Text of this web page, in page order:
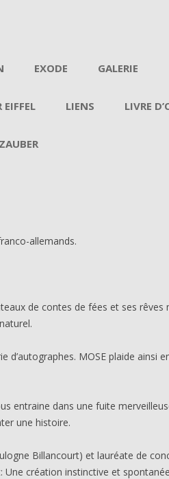
EXODE GALERIE
EIFFEL LIENS LIVRE
allemands.
de contes de fées et ses rêves
MOSE plaide ainsi
entraine dans une fuite
une histoire.
Billancourt) et lauréate de
Une création instinctive et